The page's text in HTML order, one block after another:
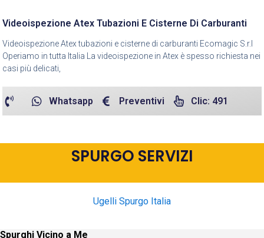
Videoispezione Atex Tubazioni E Cisterne Di Carburanti
Videoispezione Atex tubazioni e cisterne di carburanti Ecomagic S.r.l
Operiamo in tutta Italia La videoispezione in Atex è spesso richiesta nei
casi più delicati,
Whatsapp Preventivi Clic: 491
SPURGO SERVIZI
Ugelli Spurgo Italia
Spurghi Vicino a Me